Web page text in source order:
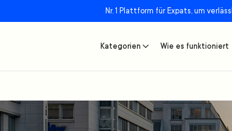
Nr. 1 Plattform für Expats, um
Kategorien Wie es funktioniert